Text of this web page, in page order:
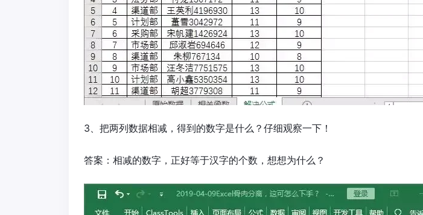
3、把两列数据相减，得到的数字是什么？仔细观察一下！
答案：相减的数字，正好等于汉字的个数，想想为什么？